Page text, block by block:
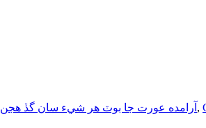
آرامده عورت جا بوٽ هر شيء سان گڏ هجن ,